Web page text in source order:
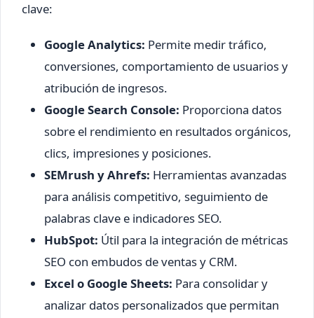
clave:
Google Analytics: Permite medir tráfico,
conversiones, comportamiento de usuarios y
atribución de ingresos.
Google Search Console: Proporciona datos
sobre el rendimiento en resultados orgánicos,
clics, impresiones y posiciones.
SEMrush y Ahrefs: Herramientas avanzadas
para análisis competitivo, seguimiento de
palabras clave e indicadores SEO.
HubSpot: Útil para la integración de métricas
SEO con embudos de ventas y CRM.
Excel o Google Sheets: Para consolidar y
analizar datos personalizados que permitan